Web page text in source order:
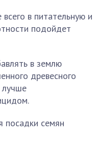
в питательную и
подойдет
в землю
древесного
лучше
посадки семян